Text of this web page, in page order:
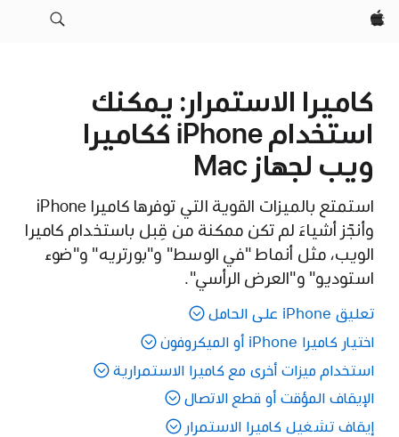
Apple‏
كاميرا الاستمرار: يمكنك
استخدام iPhone ككاميرا
ويب لجهاز Mac
استمتع بالميزات القوية التي توفرها كاميرا iPhone
وأنجّز أشياءَ لم تكن ممكنة من قِبل باستخدام كاميرا
الويب، مثل أنماط "في الوسط" و"بورتريه" و"ضوء
استوديو" و"العرض الرأسي".
تعليق iPhone على الحامل
اختيار كاميرا iPhone أو الميكروفون
استخدام ميزات أخرى مع كاميرا الاستمرارية
الإيقاف المؤقت أو قطع الاتصال
إيقاف تشغيل كاميرا الاستمرار